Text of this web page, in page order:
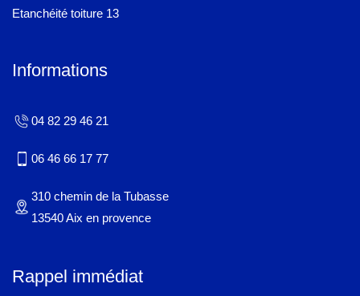
Etanchéité toiture 13
Informations
04 82 29 46 21
06 46 66 17 77
310 chemin de la Tubasse
13540 Aix en provence
Rappel immédiat